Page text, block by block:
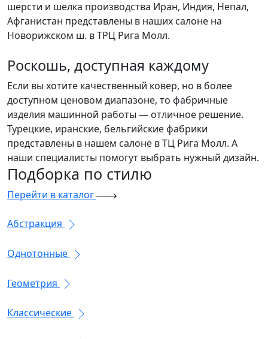
шерсти и шелка производства Иран, Индия, Непал,
Афганистан представлены в наших салоне на
Новорижском ш. в ТРЦ Рига Молл.
Роскошь, доступная каждому
Если вы хотите качественный ковер, но в более
доступном ценовом диапазоне, то фабричные
изделия машинной работы — отличное решение.
Турецкие, иранские, бельгийские фабрики
представлены в нашем салоне в ТЦ Рига Молл. А
наши специалисты помогут выбрать нужный дизайн.
Подборка по стилю
Перейти в каталог
Абстракция
Однотонные
Геометрия
Классические